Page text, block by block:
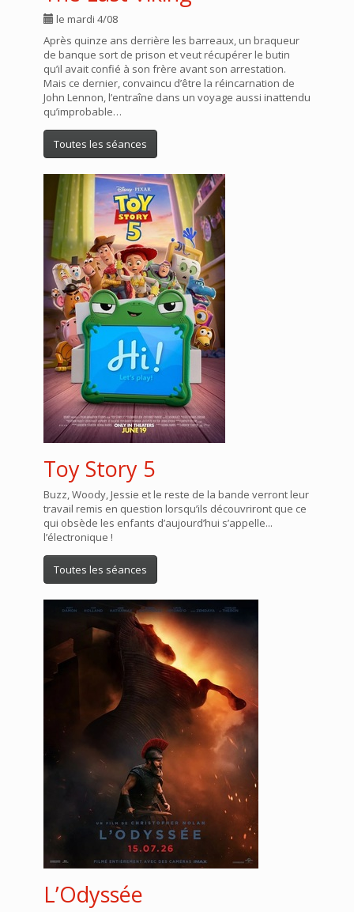
le mardi 4/08
Après quinze ans derrière les barreaux, un braqueur
de banque sort de prison et veut récupérer le butin
qu’il avait confié à son frère avant son arrestation.
Mais ce dernier, convaincu d’être la réincarnation de
John Lennon, l’entraîne dans un voyage aussi inattendu
qu’improbable…
Toutes les séances
Toy Story 5
Buzz, Woody, Jessie et le reste de la bande verront leur
travail remis en question lorsqu’ils découvriront que ce
qui obsède les enfants d’aujourd’hui s’appelle...
l’électronique !
Toutes les séances
L’Odyssée